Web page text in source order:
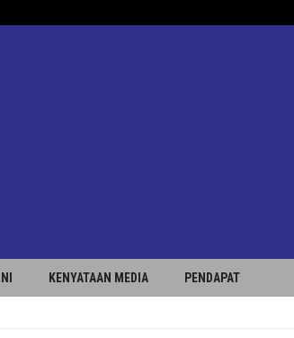
KENYATAAN MEDIA PENDAPAT